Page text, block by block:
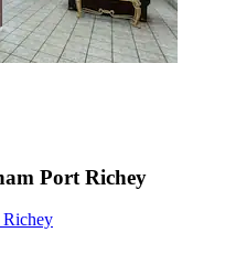
Port Richey